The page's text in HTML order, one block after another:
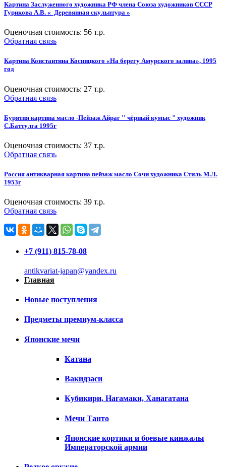
Картина Заслуженного художника РФ члена Союза художников СССР
Гурикова А.В. « Деревянная скульптура »
Оценочная стоимость: 56 т.р.
Обратная связь
Картина Константина Косницкого «На берегу Амурского залива», 1995
год
Оценочная стоимость: 27 т.р.
Обратная связь
Бурятия картина масло -Пейзаж Айраг '' чёрный кумыс " художник
С.Баттулга 1995г
Оценочная стоимость: 37 т.р.
Обратная связь
Россия антикварная картина пейзаж масло Сочи художника Стиль М.Л.
1953г
Оценочная стоимость: 39 т.р.
Обратная связь
+7 (911) 815-78-08
antikvariat-japan@yandex.ru
Главная
Новые поступления
Предметы премиум-класса
Японские мечи
Катана
Вакидзаси
Кубикири, Нагамаки, Ханагатана
Мечи Танто
Японские кортики и боевые кинжалы
Императорской армии